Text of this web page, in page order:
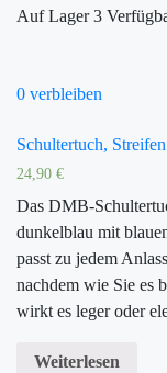
Auf Lager3
0 verbleiben
Schultertuch, Streifen
24,90 €
Das DMB-
dunkelblau mit
passt zu jedem
nachdem wie Sie es
wirkt es leger oder
Weiterlesen